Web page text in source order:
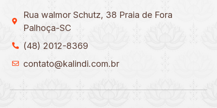
Rua walmor Schutz, 38 Praia de Fora
Palhoça-SC
(48) 2012-8369
contato@kalindi.com.br